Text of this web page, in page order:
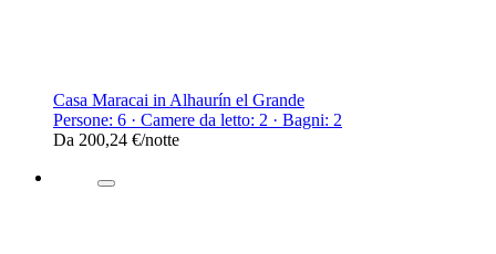
Casa Maracai in Alhaurín el Grande
Persone: 6 · Camere da letto: 2 · Bagni: 2
Da 200,24 €/notte